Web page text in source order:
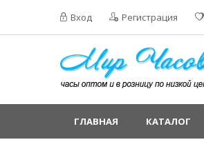
Вход Регистрация
ГЛАВНАЯ КАТАЛОГ